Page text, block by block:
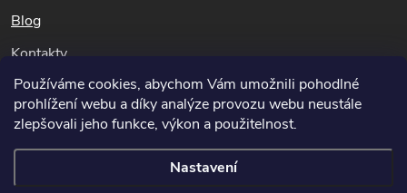
Používáme cookies, abychom Vám umožnili pohodlné
prohlížení webu a díky analýze provozu webu neustále
zlepšovali jeho funkce, výkon a použitelnost.
Nastavení
Blog
Kontakty
Dotazy k objednávkám
info@hubeni-skudcu.cz